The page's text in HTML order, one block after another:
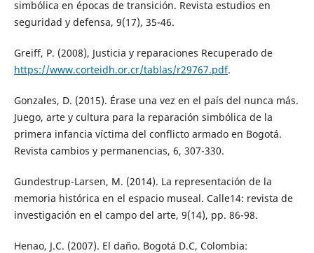
simbólica en épocas de transición. Revista estudios en
seguridad y defensa, 9(17), 35-46.
Greiff, P. (2008), Justicia y reparaciones Recuperado de
https://www.corteidh.or.cr/tablas/r29767.pdf.
Gonzales, D. (2015). Érase una vez en el país del nunca más.
Juego, arte y cultura para la reparación simbólica de la
primera infancia víctima del conflicto armado en Bogotá.
Revista cambios y permanencias, 6, 307-330.
Gundestrup-Larsen, M. (2014). La representación de la
memoria histórica en el espacio museal. Calle14: revista de
investigación en el campo del arte, 9(14), pp. 86-98.
Henao, J.C. (2007). El daño. Bogotá D.C, Colombia: